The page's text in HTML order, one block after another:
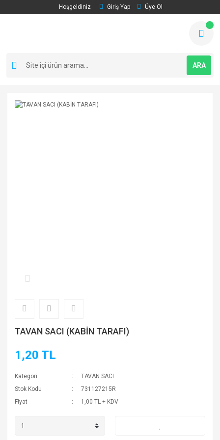
Hoşgeldiniz Giriş Yap Üye Ol
ARA
TAVAN SACI (KABİN TARAFI)
1,20 TL
Kategori
TAVAN SACI
Stok Kodu
731127215R
Fiyat
1,00 TL + KDV